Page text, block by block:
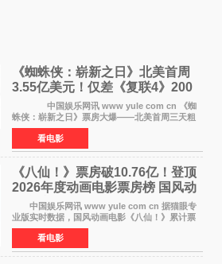
《蜘蛛侠：崭新之日》北美首周
3.55亿美元！仅差《复联4》200
万 影史第二全球开画
中国娱乐网讯 www yule com cn 《蜘
蛛侠：崭新之日》票房大爆——北美首周三天粗
报3 55亿美元，仅比影史最高北美开画《复仇者
联盟4：终局之战》的3 571亿美元少200万出头，
精报调整后仍
看电影
《八仙！》票房破10.76亿！登顶
2026年度动画电影票房榜 国风动
画逆袭暑期档
中国娱乐网讯 www yule com cn 据猫眼专
业版实时数据，国风动画电影《八仙！》累计票
房突破10 76亿元，超过《熊出没·年年有熊》，
暂列2026年度动画影片票房榜冠军。该片自暑期
档登陆院线以
看电影